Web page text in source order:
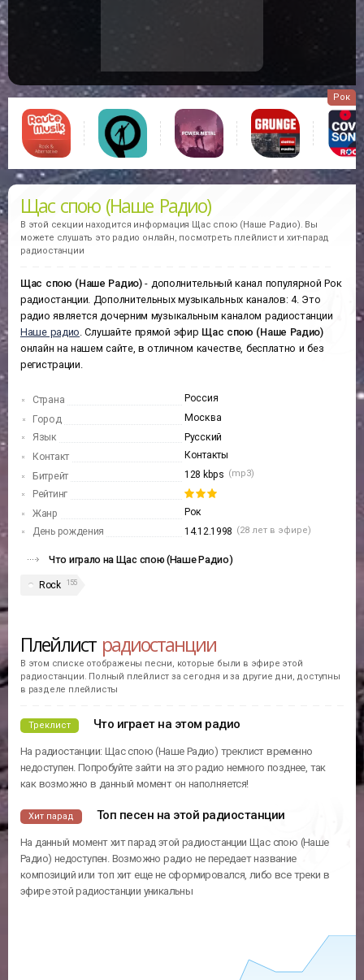
Рок
Щас спою (Наше Радио)
В этой секции находится информация Щас спою (Наше Радио). Вы
можете слушать это радио онлайн, посмотреть плейлист и хит-парад
радиостанции
Щас спою (Наше Радио)- дополнительный канал популярной Рок
радиостанции. Дополнительных музыкальных каналов: 4. Это
радио является дочерним музыкальным каналом радиостанции
Наше радио . Слушайте прямой эфир Щас спою (Наше Радио)
онлайн на нашем сайте, в отличном качестве, бесплатно и без
регистрации.
Страна
Россия
Город
Москва
Язык
Русский
Контакт
Контакты
Битрейт
128 kbps (mp3)
Рейтинг
Жанр
Рок
День рождения
14.12.1998 (28 лет в эфире)
Что играло на Щас спою (Наше Радио)
Rock 155
Плейлист радиостанции
В этом списке отображены песни, которые были в эфире этой
радиостанции. Полный плейлист за сегодня и за другие дни, доступны
в разделе плейлисты
Треклист Что играет на этом радио
На радиостанции: Щас спою (Наше Радио) треклист временно
недоступен. Попробуйте зайти на это радио немного позднее, так
как возможно в данный момент он наполняется!
Хит парад Топ песен на этой радиостанции
На данный момент хит парад этой радиостанции Щас спою (Наше
Радио) недоступен. Возможно радио не передает название
композиций или топ хит еще не сформировался, либо все треки в
эфире этой радиостанции уникальны